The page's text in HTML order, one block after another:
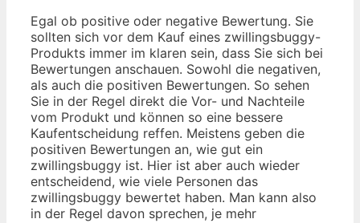
Egal ob positive oder negative Bewertung. Sie
sollten sich vor dem Kauf eines zwillingsbuggy-
Produkts immer im klaren sein, dass Sie sich bei
Bewertungen anschauen. Sowohl die negativen,
als auch die positiven Bewertungen. So sehen
Sie in der Regel direkt die Vor- und Nachteile
vom Produkt und können so eine bessere
Kaufentscheidung reffen. Meistens geben die
positiven Bewertungen an, wie gut ein
zwillingsbuggy ist. Hier ist aber auch wieder
entscheidend, wie viele Personen das
zwillingsbuggy bewertet haben. Man kann also
in der Regel davon sprechen, je mehr